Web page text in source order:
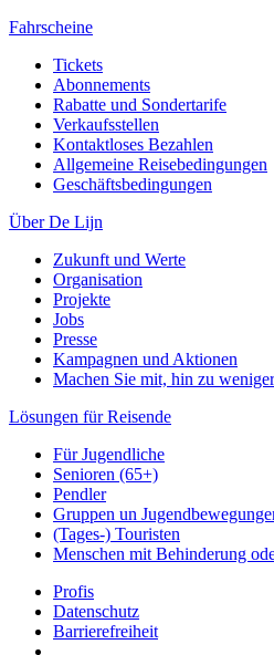
Fahrscheine
Tickets
Abonnements
Rabatte und Sondertarife
Verkaufsstellen
Kontaktloses Bezahlen
Allgemeine Reisebedingungen
Geschäftsbedingungen
Über De Lijn
Zukunft und Werte
Organisation
Projekte
Jobs
Presse
Kampagnen und Aktionen
Machen Sie mit, hin zu
Lösungen für Reisende
Für Jugendliche
Senioren (65+)
Pendler
Gruppen un
(Tages-) Touristen
Menschen mit Behinderung
Profis
Datenschutz
Barrierefreiheit